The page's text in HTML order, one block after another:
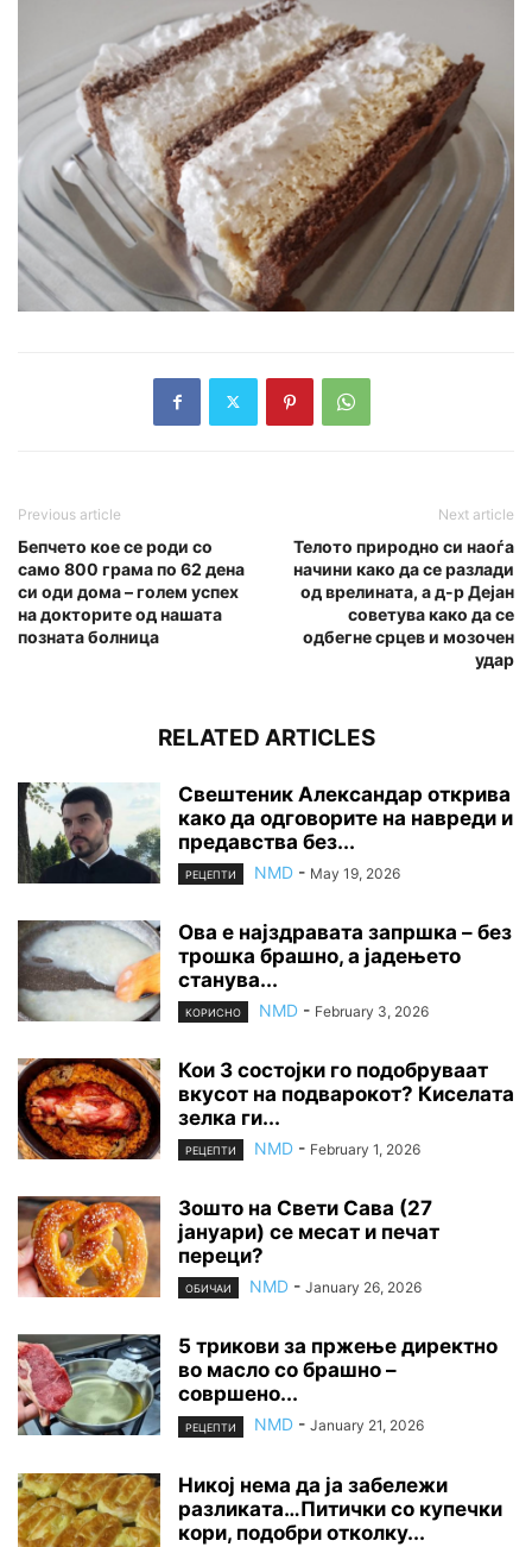
Previous article
Бепчето кое се роди со
само 800 грама по 62 дена
си оди дома – голем успех
на докторите од нашата
позната болница
Next article
Телото природно си наоѓа
начини како да се разлади
од врелината, а д-р Дејан
советува како да се
одбегне срцев и мозочен
удар
RELATED ARTICLES
Свештеник Александар открива
како да одговорите на навреди и
предавства без...
РЕЦЕПТИ NMD - May 19, 2026
Ова е најздравата запршка – без
трошка брашно, а јадењето
станува...
КОРИСНО NMD - February 3, 2026
Кои 3 состојки го подобруваат
вкусот на подварокот? Киселата
зелка ги...
РЕЦЕПТИ NMD - February 1, 2026
Зошто на Свети Сава (27
јануари) се месат и печат
переци?
ОБИЧАИ NMD - January 26, 2026
5 трикови за пржење директно
во масло со брашно –
совршено...
РЕЦЕПТИ NMD - January 21, 2026
Никој нема да ја забележи
разликата…Питички со купечки
кори, подобри отколку...